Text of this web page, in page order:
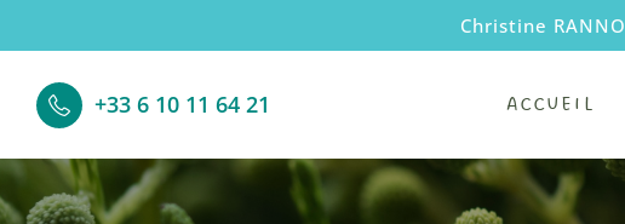
Christine
+33 6 10 11 64 21 ACCUEIL